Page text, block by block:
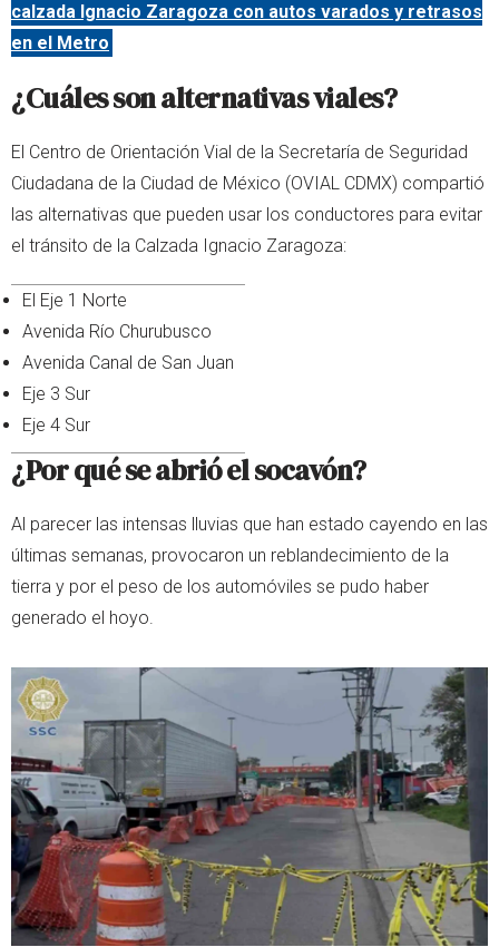
calzada Ignacio Zaragoza con autos varados y retrasos
en el Metro
¿Cuáles son alternativas viales?
El Centro de Orientación Vial de la Secretaría de Seguridad
Ciudadana de la Ciudad de México (OVIAL CDMX) compartió
las alternativas que pueden usar los conductores para evitar
el tránsito de la Calzada Ignacio Zaragoza:
El Eje 1 Norte
Avenida Río Churubusco
Avenida Canal de San Juan
Eje 3 Sur
Eje 4 Sur
¿Por qué se abrió el socavón?
Al parecer las intensas lluvias que han estado cayendo en las
últimas semanas, provocaron un reblandecimiento de la
tierra y por el peso de los automóviles se pudo haber
generado el hoyo.